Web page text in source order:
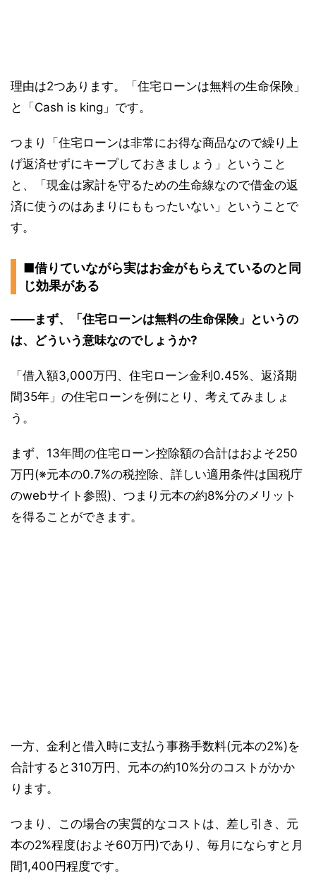
理由は2つあります。「住宅ローンは無料の生命保険」
と「Cash is king」です。
つまり「住宅ローンは非常にお得な商品なので繰り上
げ返済せずにキープしておきましょう」ということ
と、「現金は家計を守るための生命線なので借金の返
済に使うのはあまりにももったいない」ということで
す。
■借りていながら実はお金がもらえているのと同
じ効果がある
――まず、「住宅ローンは無料の生命保険」というの
は、どういう意味なのでしょうか?
「借入額3,000万円、住宅ローン金利0.45%、返済期
間35年」の住宅ローンを例にとり、考えてみましょ
う。
まず、13年間の住宅ローン控除額の合計はおよそ250
万円(※元本の0.7%の税控除、詳しい適用条件は国税庁
のwebサイト参照)、つまり元本の約8%分のメリット
を得ることができます。
一方、金利と借入時に支払う事務手数料(元本の2%)を
合計すると310万円、元本の約10%分のコストがかか
ります。
つまり、この場合の実質的なコストは、差し引き、元
本の2%程度(およそ60万円)であり、毎月にならすと月
間1,400円程度です。